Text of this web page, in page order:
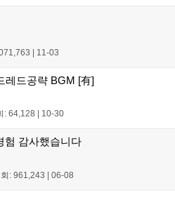
| 11-03
레드공략 BGM [有]
: 64,128 10-30
험 감사했습니다
: 961,243 | 06-08